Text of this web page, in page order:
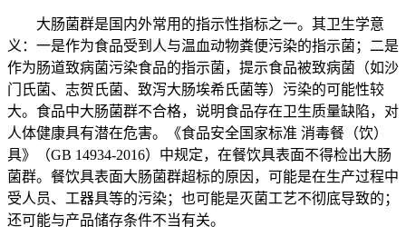
大肠菌群是国内外常用的指示性指标之一。其卫生学意
义：一是作为食品受到人与温血动物粪便污染的指示菌；二是
作为肠道致病菌污染食品的指示菌，提示食品被致病菌（如沙
门氏菌、志贺氏菌、致泻大肠埃希氏菌等）污染的可能性较
大。食品中大肠菌群不合格，说明食品存在卫生质量缺陷，对
人体健康具有潜在危害。《食品安全国家标准 消毒餐（饮）
具》（GB 14934-2016）中规定，在餐饮具表面不得检出大肠
菌群。餐饮具表面大肠菌群超标的原因，可能是在生产过程中
受人员、工器具等的污染；也可能是灭菌工艺不彻底导致的；
还可能与产品储存条件不当有关。